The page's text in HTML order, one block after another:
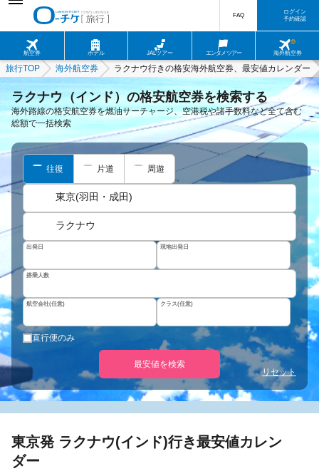
航空券 ホテル JALツアー エンタメツアー 海外航空券
FAQ
ログイン
予約確認
旅行TOP 海外航空券 ラクナウ行きの格安海外航空券、最安値カレンダー
ラクナウ（インド）の格安航空券を検索する
海外路線の格安航空券を燃油サーチャージ、空港税や諸手数料など全て含む
総額で一括検索
往復 片道 周遊
東京(羽田・成田)
ラクナウ
出発日 現地出発日
搭乗人数
航空会社(任意) クラス(任意)
直行便のみ
最安値を検索
リセット
東京発 ラクナウ(インド)行き最安値カレン
ダー